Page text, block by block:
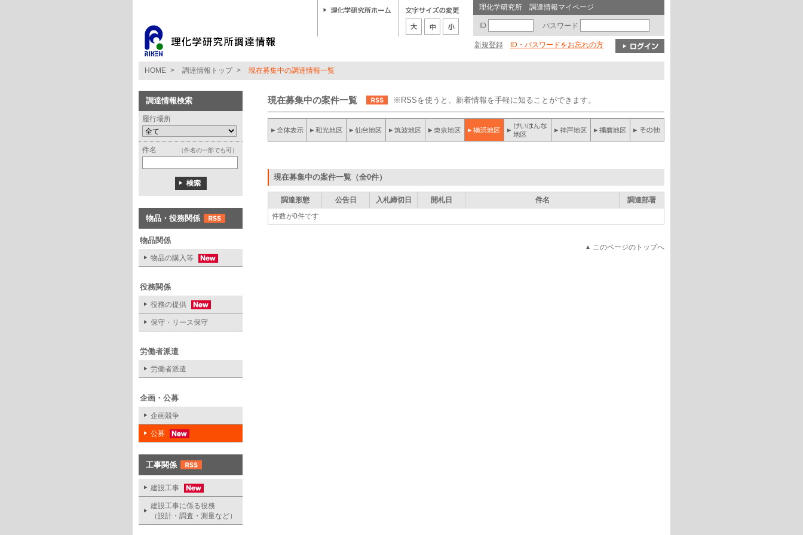
理化学研究所 調達情報マイページ
ID パスワード
新規登録 ID・パスワードをお忘れの方
HOME > 調達情報トップ > 現在募集中の調達情報一覧
調達情報検索
履行場所
件名 （件名の一部でも可）
物品・役務関係
物品関係
物品の購入等
役務関係
役務の提供
保守・リース保守
労働者派遣
労働者派遣
企画・公募
企画競争
公募
工事関係
建設工事
建設工事に係る役務
（設計・調査・測量など）
現在募集中の案件一覧 ※RSSを使うと、新着情報を手軽に知ることができます。
現在募集中の案件一覧（全0件）
調達形態 公告日 入札締切日 開札日 件名
調達部署
件数が0件です
このページのトップへ